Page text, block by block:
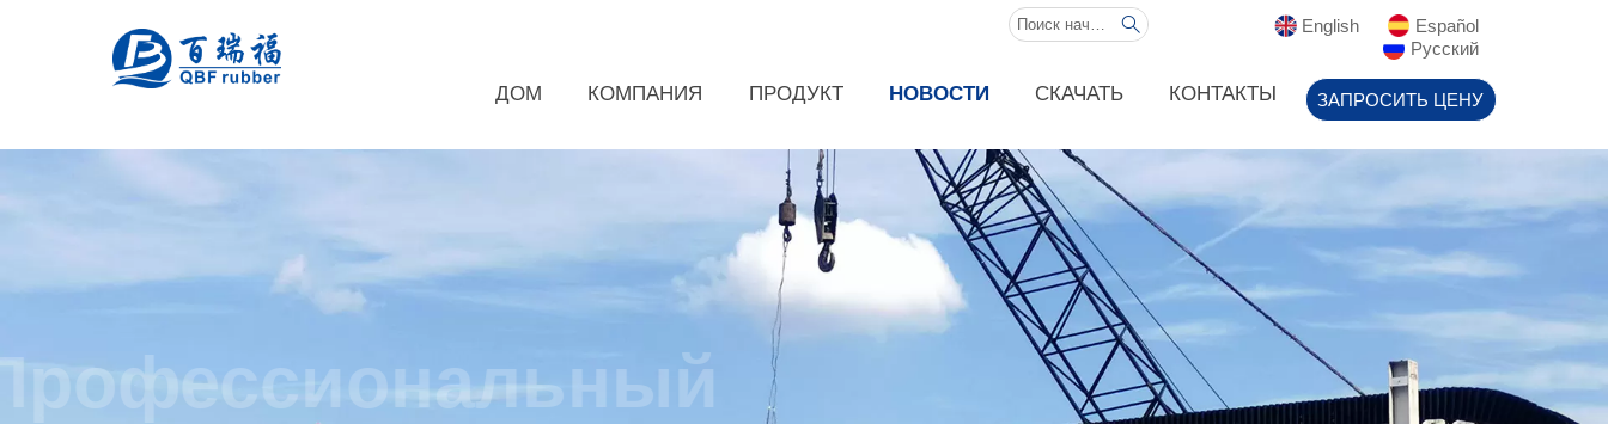
 English
Español
Русский
ДОМ КОМПАНИЯ ПРОДУКТ НОВОСТИ СКАЧАТЬ КОНТАКТЫ ЗАПРОСИТЬ ЦЕНУ
Профессиональный